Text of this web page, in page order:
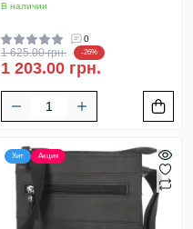
В наличии
0
1 625.00 грн. -26%
1 203.00 грн.
Хит Акция